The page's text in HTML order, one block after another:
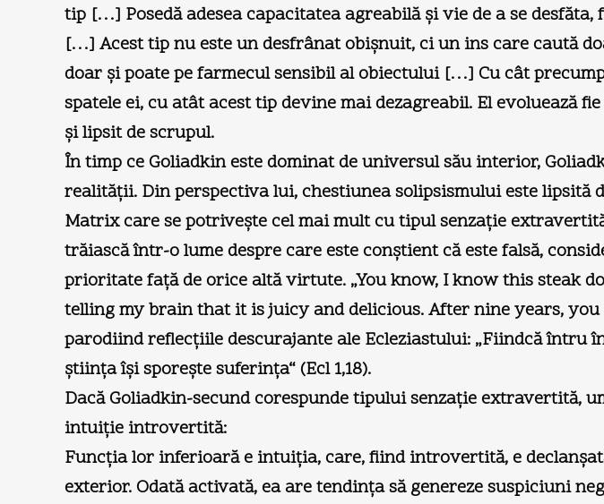
tip […] Posedă adesea capacitatea agreabilă şi vie de a se
[…] Acest tip nu este un desfrânat obişnuit, ci un ins care caută
doar şi poate pe farmecul sensibil al obiectului […] Cu cât
spatele ei, cu atât acest tip devine mai dezagreabil. El evoluează
şi lipsit de scrupul.
În timp ce Goliadkin este dominat de universul său interior,
realităţii. Din perspectiva lui, chestiunea solipsismului este lipsită
Matrix care se potriveşte cel mai mult cu tipul senzaţie
trăiască într-o lume despre care este conştient că este falsă,
prioritate faţă de orice altă virtute. „You know, I know this steak
telling my brain that it is juicy and delicious. After nine years,
parodiind reflecţiile descurajante ale Ecleziastului: „Fiindcă
ştiinţa îşi sporeşte suferinţa“ (Ecl 1,18).
Dacă Goliadkin-secund corespunde tipului senzaţie extravertită,
intuiţie introvertită:
Funcţia lor inferioară e intuiţia, care, fiind introvertită, e
exterior. Odată activată, ea are tendinţa să genereze suspiciuni